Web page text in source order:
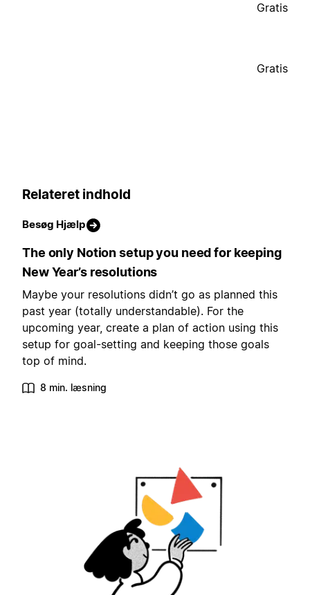
Gratis
Gratis
Relateret indhold
Besøg Hjælp
The only Notion setup you need for keeping
New Year’s resolutions
Maybe your resolutions didn’t go as planned this
past year (totally understandable). For the
upcoming year, create a plan of action using this
setup for goal-setting and keeping those goals
top of mind.
8 min. læsning